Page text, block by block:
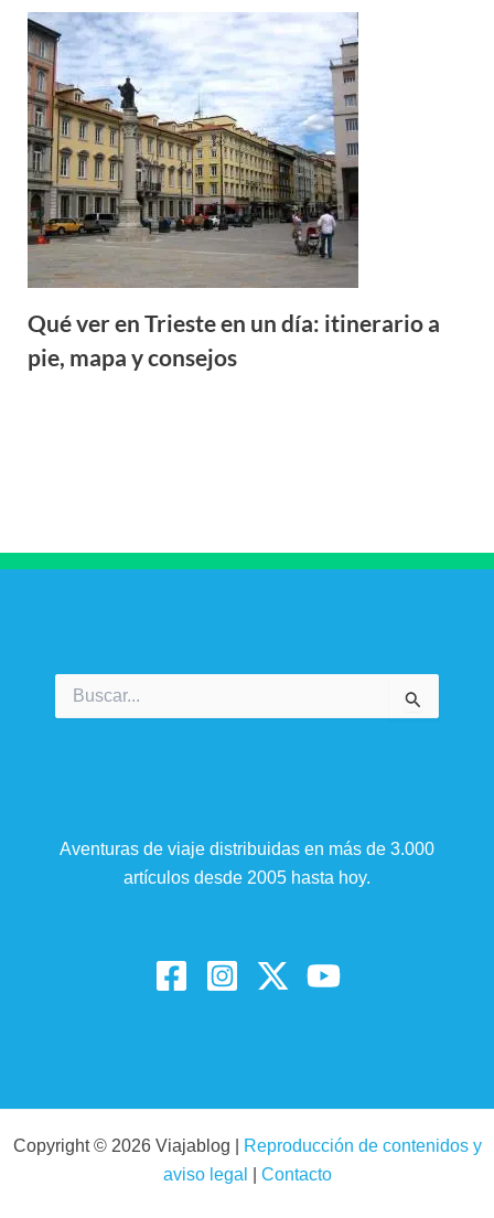
Qué ver en Trieste en un día: itinerario a
pie, mapa y consejos
por:
Aventuras de viaje distribuidas en más de 3.000
artículos desde 2005 hasta hoy.
Copyright © 2026 Viajablog |
Reproducción de contenidos y
aviso legal
Contacto